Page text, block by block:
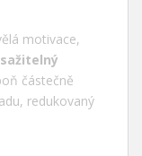
motivace,
částečně
redukovaný